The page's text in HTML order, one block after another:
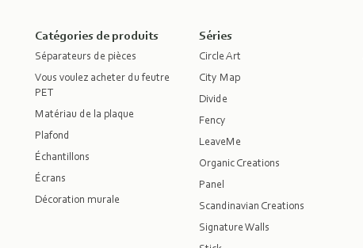
Catégories de produits
Séparateurs de pièces
Vous voulez acheter du feutre
PET
Matériau de la plaque
Plafond
Échantillons
Écrans
Décoration murale
Séries
Circle Art
City Map
Divide
Fency
LeaveMe
Organic Creations
Panel
Scandinavian Creations
Signature Walls